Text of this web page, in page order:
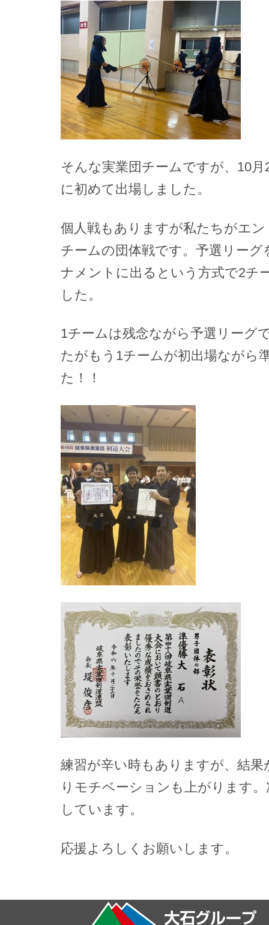
そんな実業団チームですが、10
に初めて出場しました。
個人戦もありますが私たちがエ
チームの団体戦です。予選リーグ
ナメントに出るという方式で2チ
した。
1チームは残念ながら予選リーグ
たがもう1チームが初出場ながら
た！！
練習が辛い時もありますが、結
りモチベーションも上がります
しています。
応援よろしくお願いします。